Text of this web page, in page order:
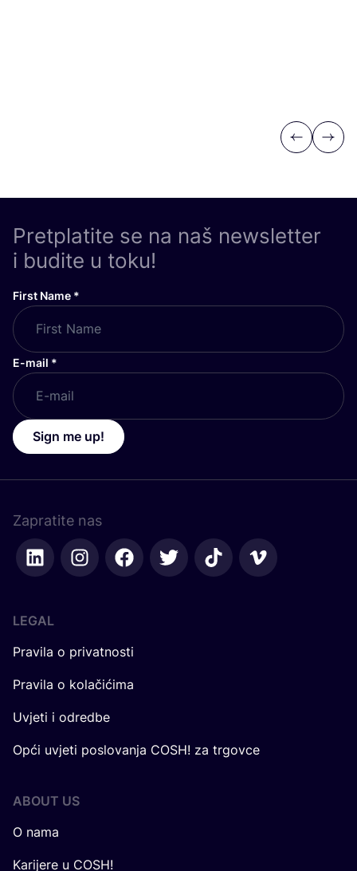
Previous
Next
Pretplatite se na naš newsletter
i budite u toku!
First Name *
E-mail *
Sign me up!
Zapratite nas
LEGAL
Pravila o privatnosti
Pravila o kolačićima
Uvjeti i odredbe
Opći uvjeti poslovanja COSH! za trgovce
ABOUT US
O nama
Karijere u COSH!